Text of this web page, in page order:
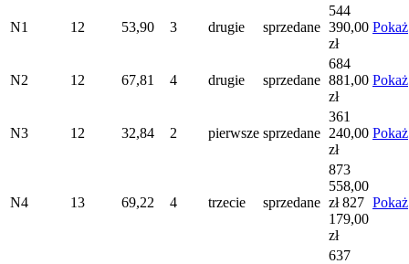
N1 12 53,90 3 drugie sprzedane
544
390,00
zł
Pokaż
N2 12 67,81 4 drugie sprzedane
684
881,00
zł
Pokaż
N3 12 32,84 2 pierwsze sprzedane
361
240,00
zł
Pokaż
N4 13 69,22 4 trzecie sprzedane
873
558,00
zł827
179,00
zł
Pokaż
637